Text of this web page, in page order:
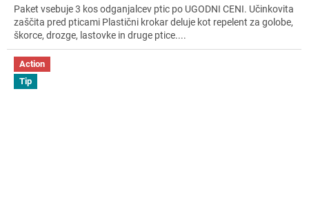
A
Č
Paket vsebuje 3 kos odganjalcev ptic po UGODNI CENI. Učinkovita
zaščita pred pticami Plastični krokar deluje kot repelent za golobe,
škorce, drozge, lastovke in druge ptice....
Action
Tip